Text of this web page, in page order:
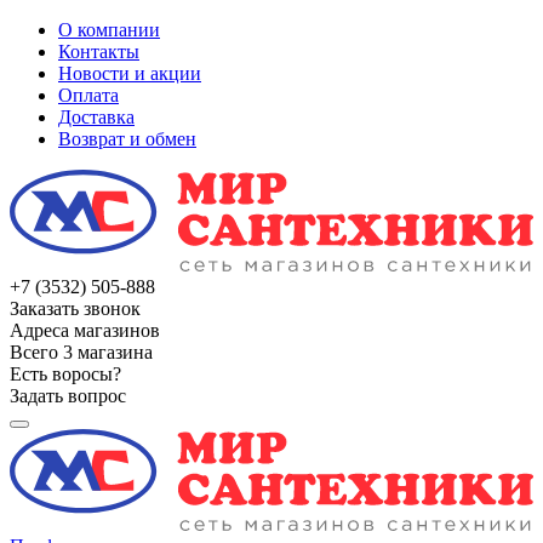
О компании
Контакты
Новости и акции
Оплата
Доставка
Возврат и обмен
+7 (3532) 505-888
Заказать звонок
Адреса магазинов
Всего 3 магазина
Есть воросы?
Задать вопрос